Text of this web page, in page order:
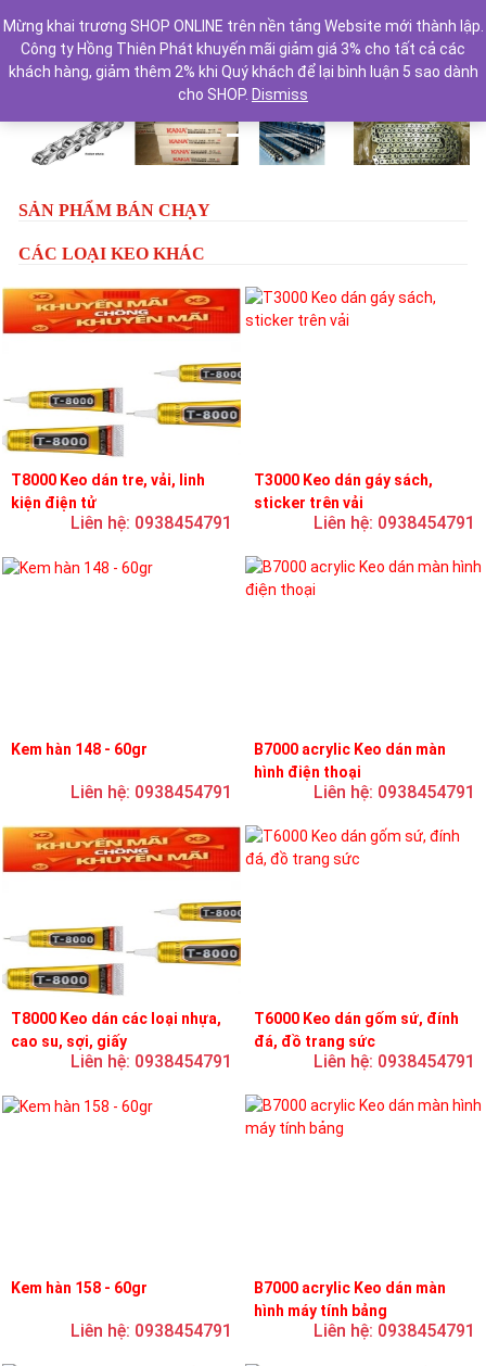
Previous Next
SẢN PHẨM BÁN CHẠY
CÁC LOẠI KEO KHÁC
T8000 Keo dán tre, vải, linh
kiện điện tử
Liên hệ: 0938454791
T3000 Keo dán gáy sách,
sticker trên vải
Liên hệ: 0938454791
Kem hàn 148 - 60gr
Liên hệ: 0938454791
B7000 acrylic Keo dán màn
hình điện thoại
Liên hệ: 0938454791
T8000 Keo dán các loại nhựa,
cao su, sợi, giấy
Liên hệ: 0938454791
T6000 Keo dán gốm sứ, đính
đá, đồ trang sức
Liên hệ: 0938454791
Kem hàn 158 - 60gr
Liên hệ: 0938454791
B7000 acrylic Keo dán màn
hình máy tính bảng
Liên hệ: 0938454791
Mừng khai trương SHOP ONLINE trên nền tảng Website mới thành lập.
Công ty Hồng Thiên Phát khuyến mãi giảm giá 3% cho tất cả các
khách hàng, giảm thêm 2% khi Quý khách để lại bình luận 5 sao dành
cho SHOP. Dismiss